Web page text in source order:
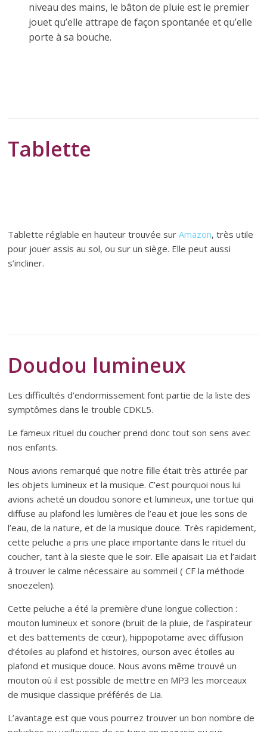
niveau des mains, le bâton de pluie est le premier
jouet qu’elle attrape de façon spontanée et qu’elle
porte à sa bouche.
Tablette
Tablette réglable en hauteur trouvée surAmazon, très utile
pour jouer assis au sol, ou sur un siège. Elle peut aussi
s’incliner.
Doudou lumineux
Les difficultés d’endormissement font partie de la liste des
symptômes dans le trouble CDKL5.
Le fameux rituel du coucher prend donc tout son sens avec
nos enfants.
Nous avions remarqué que notre fille était très attirée par
les objets lumineux et la musique. C’est pourquoi nous lui
avions acheté un doudou sonore et lumineux, une tortue qui
diffuse au plafond les lumières de l’eau et joue les sons de
l’eau, de la nature, et de la musique douce. Très rapidement,
cette peluche a pris une place importante dans le rituel du
coucher, tant à la sieste que le soir. Elle apaisait Lia et l’aidait
à trouver le calme nécessaire au sommeil ( CF la méthode
snoezelen).
Cette peluche a été la première d’une longue collection :
mouton lumineux et sonore (bruit de la pluie, de l’aspirateur
et des battements de cœur), hippopotame avec diffusion
d’étoiles au plafond et histoires, ourson avec étoiles au
plafond et musique douce. Nous avons même trouvé un
mouton où il est possible de mettre en MP3 les morceaux
de musique classique préférés de Lia.
L’avantage est que vous pourrez trouver un bon nombre de